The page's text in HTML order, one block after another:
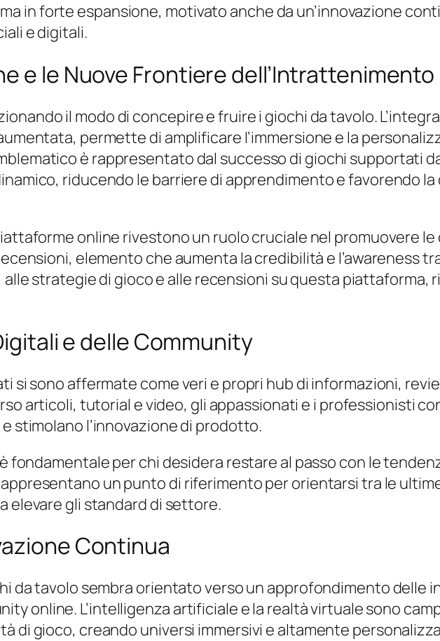
in forte espansione, motivato anche da un’innovazione
e digitali.
e le Nuove Frontiere dell’Intrattenimento
il modo di concepire e fruire i giochi da tavolo.
permette di amplificare l’immersione e la
è rappresentato dal successo di giochi supportati
riducendo le barriere di apprendimento e favorendo
online rivestono un ruolo cruciale nel promuovere le
elemento che aumenta la credibilità e l’awareness
strategie di gioco e alle recensioni su questa piattaforma,
e delle Community
si sono affermate come veri e propri hub di informazioni,
articoli, tutorial e video, gli appassionati e i professionisti
stimolano l’innovazione di prodotto.
per chi desidera restare al passo con le
un punto di riferimento per orientarsi tra le
elevare gli standard di settore.
Continua
da tavolo sembra orientato verso un approfondimento delle
online. L’intelligenza artificiale e la realtà virtuale sono
di gioco, creando universi immersivi e altamente